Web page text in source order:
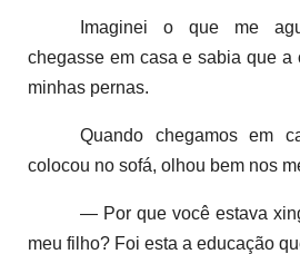
Imaginei o que me
chegasse em casa e sabia que a
minhas pernas.
Quando chegamos em
colocou no sofá, olhou bem nos
— Por que você estava
meu filho? Foi esta a educação